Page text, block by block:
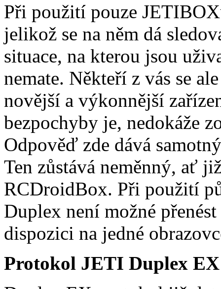
Při použití pouze
jelikož se na něm dá
situace, na kterou jsou
nemate. Někteří z vás se
novější a výkonnější
bezpochyby je, nedokáže
Odpověď zde dává
Ten zůstává neměnný, ať
RCDroidBox. Při použití
Duplex není možné
dispozici na jedné
Protokol JETI Duplex EX